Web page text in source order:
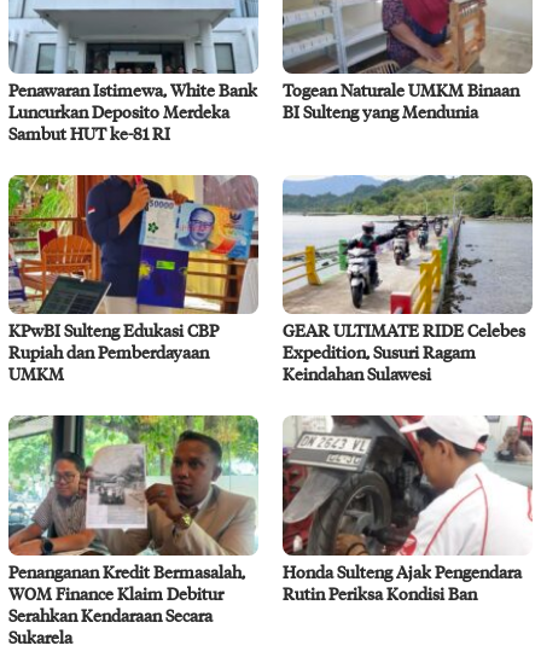
Penawaran Istimewa, White Bank
Luncurkan Deposito Merdeka
Sambut HUT ke-81 RI
Togean Naturale UMKM Binaan
BI Sulteng yang Mendunia
KPwBI Sulteng Edukasi CBP
Rupiah dan Pemberdayaan
UMKM
GEAR ULTIMATE RIDE Celebes
Expedition, Susuri Ragam
Keindahan Sulawesi
Penanganan Kredit Bermasalah,
WOM Finance Klaim Debitur
Serahkan Kendaraan Secara
Sukarela
Honda Sulteng Ajak Pengendara
Rutin Periksa Kondisi Ban